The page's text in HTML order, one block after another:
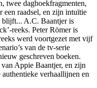
twee dagboekfragmenten,
een raadsel, en zijn intuïtie
blijft... A.C. Baantjer is
reeks. Peter Römer is
werd voortgezet met vijf
van de tv-serie
geschreven boeken.
Appie Baantjer, en zijn
authentieke verhaallijnen en